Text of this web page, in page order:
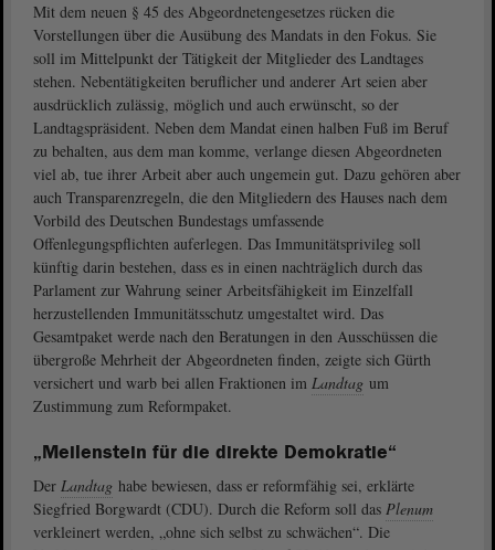
Mit dem neuen § 45 des Abgeordnetengesetzes rücken die
Vorstellungen über die Ausübung des Mandats in den Fokus. Sie
soll im Mittelpunkt der Tätigkeit der Mitglieder des Landtages
stehen. Nebentätigkeiten beruflicher und anderer Art seien aber
ausdrücklich zulässig, möglich und auch erwünscht, so der
Landtagspräsident. Neben dem Mandat einen halben Fuß im Beruf
zu behalten, aus dem man komme, verlange diesen Abgeordneten
viel ab, tue ihrer Arbeit aber auch ungemein gut. Dazu gehören aber
auch Transparenzregeln, die den Mitgliedern des Hauses nach dem
Vorbild des Deutschen Bundestags umfassende
Offenlegungspflichten auferlegen. Das Immunitätsprivileg soll
künftig darin bestehen, dass es in einen nachträglich durch das
Parlament zur Wahrung seiner Arbeitsfähigkeit im Einzelfall
herzustellenden Immunitätsschutz umgestaltet wird. Das
Gesamtpaket werde nach den Beratungen in den Ausschüssen die
übergroße Mehrheit der Abgeordneten finden, zeigte sich Gürth
versichert und warb bei allen Fraktionen im Landtag um
Zustimmung zum Reformpaket.
„Meilenstein für die direkte Demokratie“
Der Landtag habe bewiesen, dass er reformfähig sei, erklärte
Siegfried Borgwardt (CDU). Durch die Reform soll das Plenum
verkleinert werden, „ohne sich selbst zu schwächen“. Die